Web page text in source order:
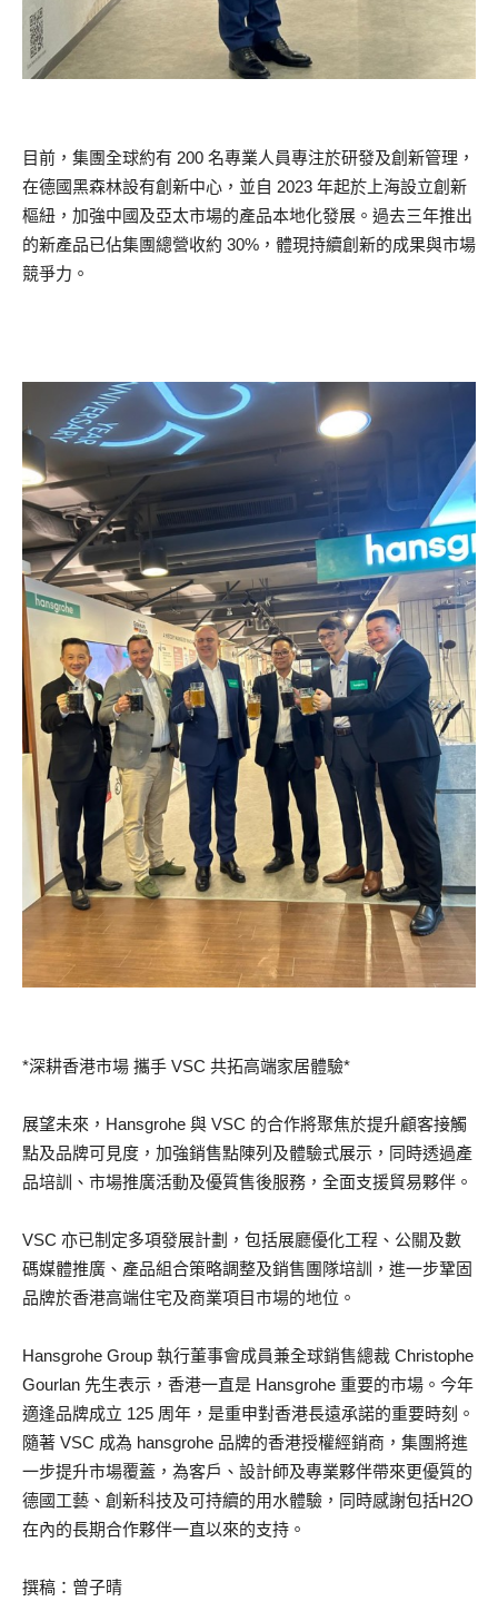
目前，集團全球約有 200 名專業人員專注於研發及創新管理，
在德國黑森林設有創新中心，並自 2023 年起於上海設立創新
樞紐，加強中國及亞太市場的產品本地化發展。過去三年推出
的新產品已佔集團總營收約 30%，體現持續創新的成果與市場
競爭力。
*深耕香港市場 攜手 VSC 共拓高端家居體驗*
展望未來，Hansgrohe 與 VSC 的合作將聚焦於提升顧客接觸
點及品牌可見度，加強銷售點陳列及體驗式展示，同時透過產
品培訓、市場推廣活動及優質售後服務，全面支援貿易夥伴。
VSC 亦已制定多項發展計劃，包括展廳優化工程、公關及數
碼媒體推廣、產品組合策略調整及銷售團隊培訓，進一步鞏固
品牌於香港高端住宅及商業項目市場的地位。
Hansgrohe Group 執行董事會成員兼全球銷售總裁 Christophe
Gourlan 先生表示，香港一直是 Hansgrohe 重要的市場。今年
適逢品牌成立 125 周年，是重申對香港長遠承諾的重要時刻。
隨著 VSC 成為 hansgrohe 品牌的香港授權經銷商，集團將進
一步提升市場覆蓋，為客戶、設計師及專業夥伴帶來更優質的
德國工藝、創新科技及可持續的用水體驗，同時感謝包括H2O
在內的長期合作夥伴一直以來的支持。
撰稿：曾子晴